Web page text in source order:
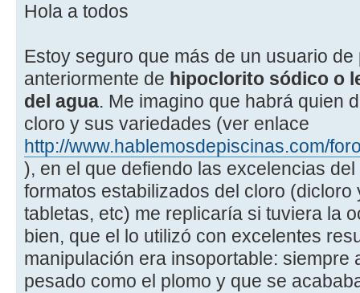
Hola a todos
Estoy seguro que más de un usuario
anteriormente de hipoclorito sódico o
del agua. Me imagino que habrá quien
cloro y sus variedades (ver enlace
http://www.hablemosdepiscinas.com/
), en el que defiendo las excelencias
formatos estabilizados del cloro
tabletas, etc) me replicaría si tuviera la
bien, que el lo utilizó con excelentes
manipulación era insoportable: siempre
pesado como el plomo y que se